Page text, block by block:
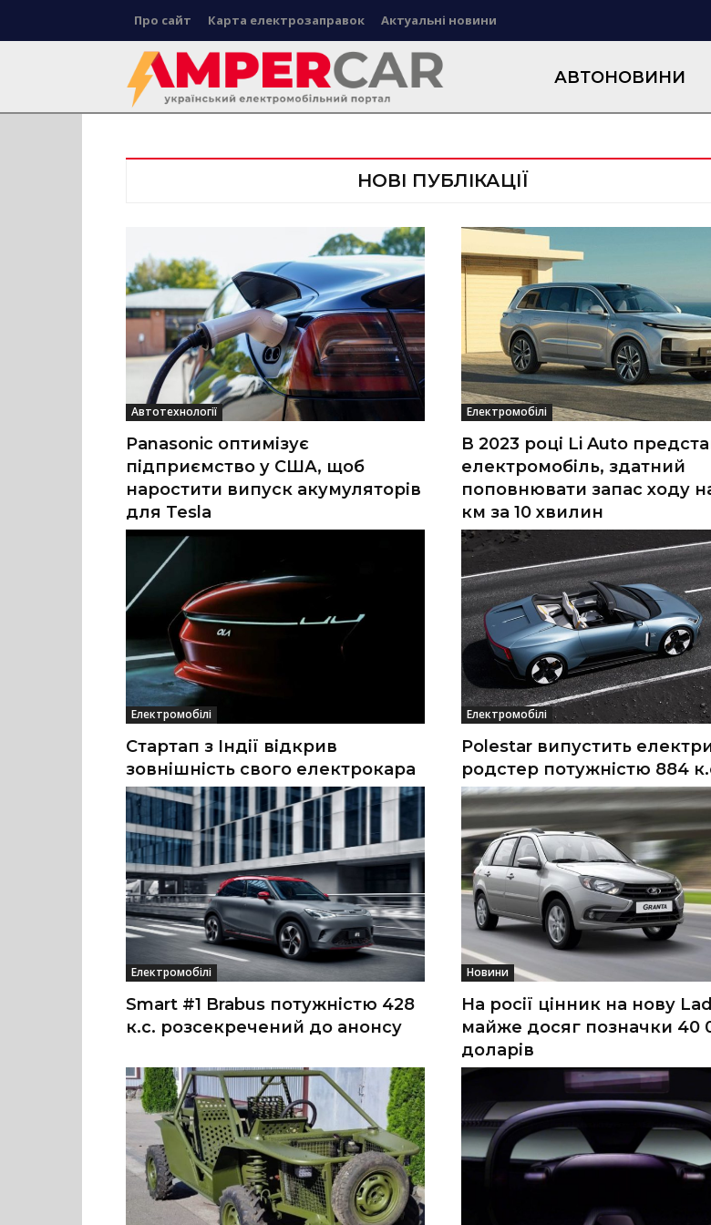
Про сайт Карта електрозаправок Актуальні новини
АВТОНОВИНИ
НОВІ ПУБЛІКАЦІЇ
Автотехнології
Panasonic оптимізує
підприємство у США, щоб
наростити випуск акумуляторів
для Tesla
Електромобілі
В 2023 році Li Auto
електромобіль, здатний
поповнювати запас ходу
км за 10 хвилин
Електромобілі
Стартап з Індії відкрив
зовнішність свого електрокара
Електромобілі
Polestar випустить
родстер потужністю 884
Електромобілі
Smart #1 Brabus потужністю 428
к.с. розсекречений до анонсу
Новини
На росії цінник на нову
майже досяг позначки 40
доларів